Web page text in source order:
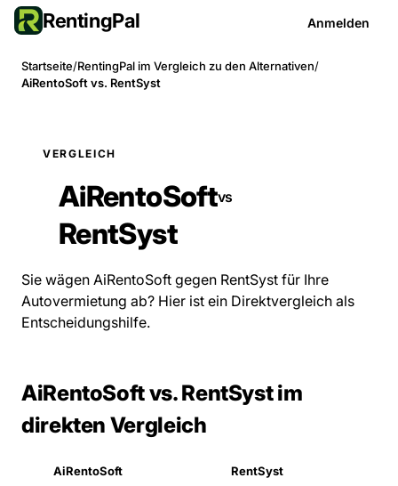
RentingPal Anmelden
Startseite/RentingPal im Vergleich zu den Alternativen/
AiRentoSoft vs. RentSyst
VERGLEICH
AiRentoSoftvs
RentSyst
Sie wägen AiRentoSoft gegen RentSyst für Ihre
Autovermietung ab? Hier ist ein Direktvergleich als
Entscheidungshilfe.
AiRentoSoft vs. RentSyst im
direkten Vergleich
AiRentoSoft RentSyst